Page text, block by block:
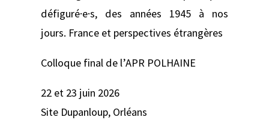
défiguré·e·s, des années 1945 à nos
jours. France et perspectives étrangères
Colloque final de l’APR POLHAINE
22 et 23 juin 2026
Site Dupanloup, Orléans